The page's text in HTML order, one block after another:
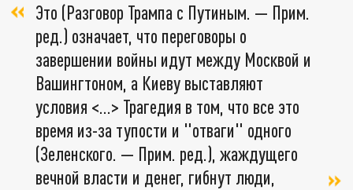
Это (Разговор Трампа с Путиным. — Прим.
ред.) означает, что переговоры о
завершении войны идут между Москвой и
Вашингтоном, а Киеву выставляют
условия <...> Трагедия в том, что все это
время из-за тупости и "отваги" одного
(Зеленского. — Прим. ред.), жаждущего
вечной власти и денег, гибнут люди,